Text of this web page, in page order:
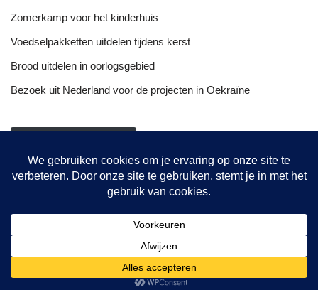
Zomerkamp voor het kinderhuis
Voedselpakketten uitdelen tijdens kerst
Brood uitdelen in oorlogsgebied
Bezoek uit Nederland voor de projecten in Oekraïne
De bakkerij
© {current_year} {site_title}